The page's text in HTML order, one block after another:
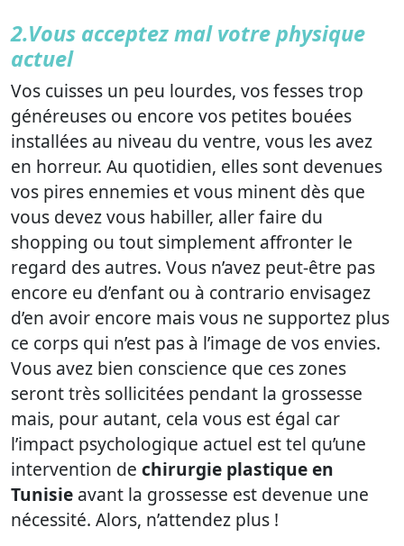
2.Vous acceptez mal votre physique
actuel
Vos cuisses un peu lourdes, vos fesses trop
généreuses ou encore vos petites bouées
installées au niveau du ventre, vous les avez
en horreur. Au quotidien, elles sont devenues
vos pires ennemies et vous minent dès que
vous devez vous habiller, aller faire du
shopping ou tout simplement affronter le
regard des autres. Vous n’avez peut-être pas
encore eu d’enfant ou à contrario envisagez
d’en avoir encore mais vous ne supportez plus
ce corps qui n’est pas à l’image de vos envies.
Vous avez bien conscience que ces zones
seront très sollicitées pendant la grossesse
mais, pour autant, cela vous est égal car
l’impact psychologique actuel est tel qu’une
intervention de chirurgie plastique en
Tunisie avant la grossesse est devenue une
nécessité. Alors, n’attendez plus !